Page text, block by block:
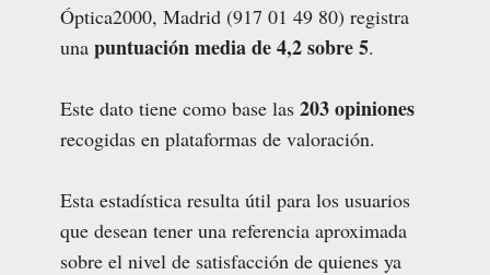
Óptica2000, Madrid (917 01 49 80) registra
una puntuación media de 4,2 sobre 5.
Este dato tiene como base las 203 opiniones
recogidas en plataformas de valoración.
Esta estadística resulta útil para los usuarios
que desean tener una referencia aproximada
sobre el nivel de satisfacción de quienes ya